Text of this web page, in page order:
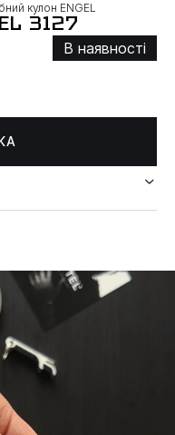
кулон ENGEL
3127
В наявності